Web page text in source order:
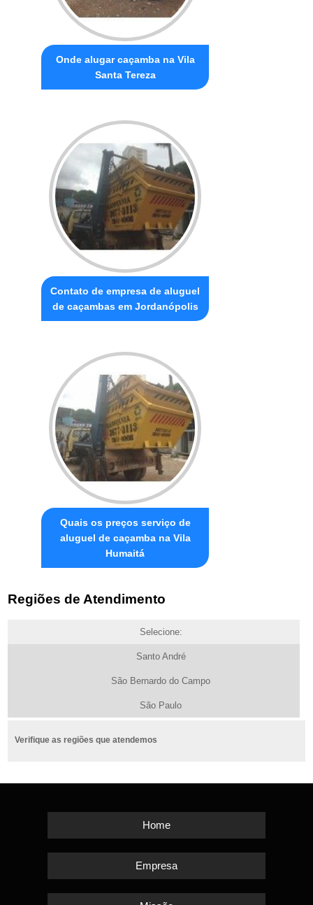
Onde alugar caçamba na Vila
Santa Tereza
Contato de empresa de aluguel
de caçambas em Jordanópolis
Quais os preços serviço de
aluguel de caçamba na Vila
Humaitá
Regiões de Atendimento
Selecione:
Santo André
São Bernardo do Campo
São Paulo
Verifique as regiões que atendemos
Home
Empresa